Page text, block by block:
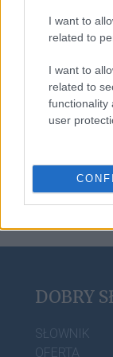
I want to
related to
I want to
related to
functionality
user
DOBRY
SŁOWNIK
OFERTA